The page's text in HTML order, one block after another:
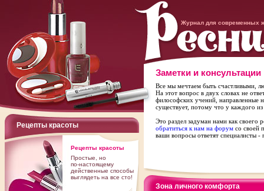
Журнал для современных
Заметки и
Все мы мечтаем быть счастливыми,
На этот вопрос в двух словах не
философских учений, направленные
существует, потому что у каждого
Это раздел задуман нами как
обратиться к нам на форум со своей
ваши вопросы ответят специалисты -
Зона личного комфорта
Рецепты красоты
Рецепты красоты
Простые, но
по-настоящему
действенные способы
выглядеть на все сто!